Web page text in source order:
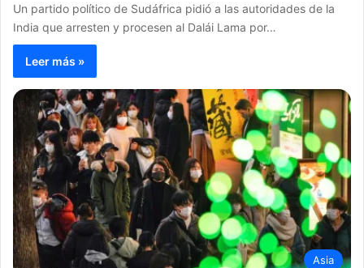
Un partido político de Sudáfrica pidió a las autoridades de la
India que arresten y procesen al Dalái Lama por…
Leer más »
Asia